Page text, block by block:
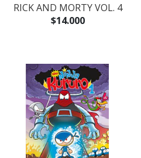
RICK AND MORTY VOL. 4
$14.000